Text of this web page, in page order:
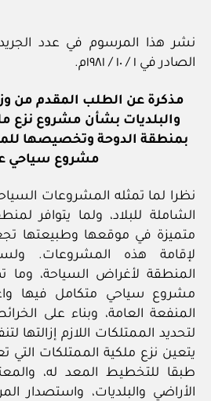
الصادر في ١ / ١٠ / ١٩٨١م.
مذكرة عن الطلب المقدم من
والبلديات بشأن مشروع نزع
بمنطقة الدوحة وتخصيصها
مشروع سياحي
نظرا لما تمثله المشروعات
الشاملة للبلاد، ولما يتوافر
متميزة في موقعها وطبيعتها
لإقامة هذه المشروعات.
المنطقة لأغراض السياحة،
مشروع سياحي متكامل فيها
المنفعة العامة، وبناء على
لتحديد الممتلكات اللازم إزالتها
يتعين نزع ملكية الممتلكات
طبقا للتخطيط المعد له،
الأراضي والبلديات، واستصدار